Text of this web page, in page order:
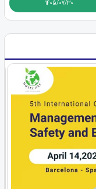
1405/07/30